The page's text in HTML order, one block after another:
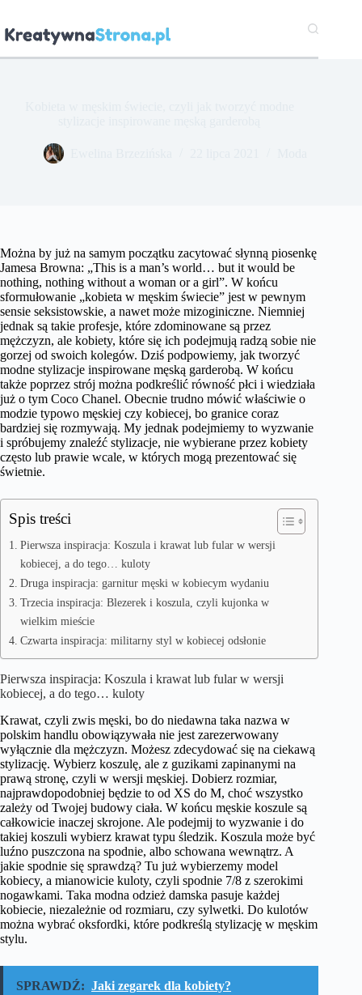
treści
Można by już na samym początku zacytować słynną piosenkę
Jamesa Browna: „This is a man’s world… but it would be
nothing, nothing without a woman or a girl”. W końcu
sformułowanie „kobieta w męskim świecie” jest w pewnym
sensie seksistowskie, a nawet może mizoginiczne. Niemniej
jednak są takie profesje, które zdominowane są przez
mężczyzn, ale kobiety, które się ich podejmują radzą sobie nie
gorzej od swoich kolegów. Dziś podpowiemy, jak tworzyć
modne stylizacje inspirowane męską garderobą. W końcu
także poprzez strój można podkreślić równość płci i wiedziała
już o tym Coco Chanel. Obecnie trudno mówić właściwie o
modzie typowo męskiej czy kobiecej, bo granice coraz
bardziej się rozmywają. My jednak podejmiemy to wyzwanie
i spróbujemy znaleźć stylizacje, nie wybierane przez kobiety
często lub prawie wcale, w których mogą prezentować się
świetnie.
Spis treści
Pierwsza inspiracja: Koszula i krawat lub fular w wersji
kobiecej, a do tego… kuloty
Druga inspiracja: garnitur męski w kobiecym wydaniu
Trzecia inspiracja: Blezerek i koszula, czyli kujonka w
wielkim mieście
Czwarta inspiracja: militarny styl w kobiecej odsłonie
Pierwsza inspiracja: Koszula i krawat lub fular w wersji
kobiecej, a do tego… kuloty
Krawat, czyli zwis męski, bo do niedawna taka nazwa w
polskim handlu obowiązywała nie jest zarezerwowany
wyłącznie dla mężczyzn. Możesz zdecydować się na ciekawą
stylizację. Wybierz koszulę, ale z guzikami zapinanymi na
prawą stronę, czyli w wersji męskiej. Dobierz rozmiar,
najprawdopodobniej będzie to od XS do M, choć wszystko
zależy od Twojej budowy ciała. W końcu męskie koszule są
całkowicie inaczej skrojone. Ale podejmij to wyzwanie i do
takiej koszuli wybierz krawat typu śledzik. Koszula może być
luźno puszczona na spodnie, albo schowana wewnątrz. A
jakie spodnie się sprawdzą? Tu już wybierzemy model
kobiecy, a mianowicie kuloty, czyli spodnie 7/8 z szerokimi
nogawkami. Taka modna odzież damska pasuje każdej
kobiecie, niezależnie od rozmiaru, czy sylwetki. Do kulotów
można wybrać oksfordki, które podkreślą stylizację w męskim
stylu.
SPRAWDŹ: Jaki zegarek dla kobiety?